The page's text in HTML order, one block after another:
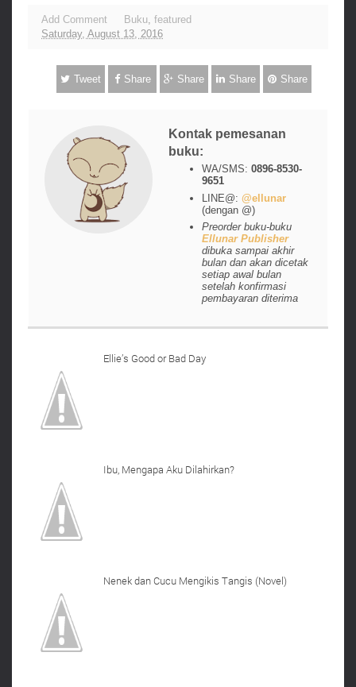
Add Comment Buku featured
Saturday, August 13, 2016
Tweet Share Share Share Share
Kontak pemesanan
buku:
WA/SMS:0896-8530-
9651
LINE@:@ellunar
(dengan @)
Preorder buku-buku
Ellunar Publisher
dibuka sampai akhir
bulan dan akan dicetak
setiap awal bulan
setelah konfirmasi
pembayaran diterima
Ellie’s Good or Bad Day
Ibu, Mengapa Aku Dilahirkan?
Nenek dan Cucu Mengikis Tangis (Novel)